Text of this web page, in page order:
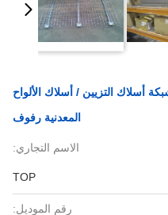
أسلاك التزيين / أسلاك الألواح
المعدنية رفوف
الاسم التجاري:
TOP
رقم الموديل: